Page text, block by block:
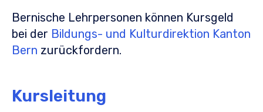
Bernische Lehrpersonen können Kursgeld
bei der Bildungs- und Kulturdirektion Kanton
Bern zurückfordern.
Kursleitung